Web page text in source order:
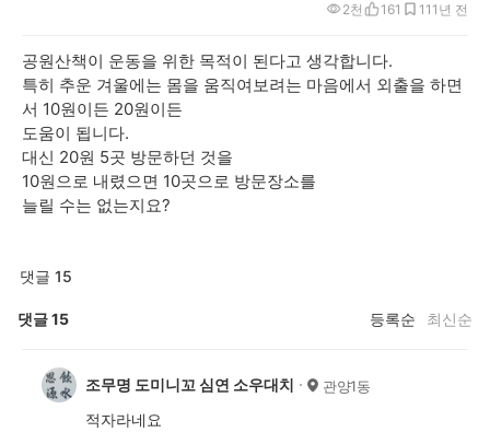
1년 전
2천 161 11
공원산책이 운동을 위한 목적이 된다고 생각합니다.
특히 추운 겨울에는 몸을 움직여보려는 마음에서 외출을 하면
서 10원이든 20원이든
도움이 됩니다.
대신 20원 5곳 방문하던 것을
10원으로 내렸으면 10곳으로 방문장소를
늘릴 수는 없는지요?
댓글 15
댓글15 등록순 최신순
조무명 도미니꼬 심연 소우대치 관양1동
적자라네요